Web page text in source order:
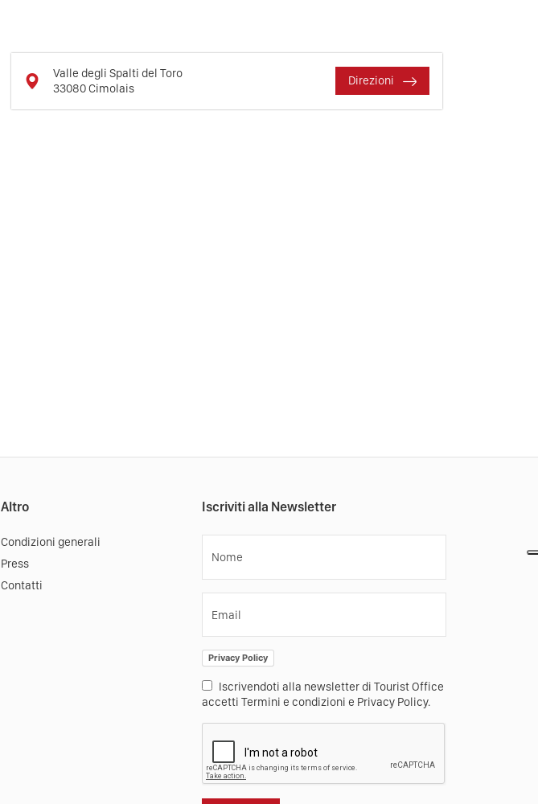
Valle degli Spalti del Toro
33080Cimolais
Direzioni
Altro
Condizioni generali
Press
Contatti
Iscriviti alla Newsletter
Nome
Email
Privacy Policy
Iscrivendoti alla newsletter di Tourist Office
accetti Termini e condizioni e Privacy Policy.